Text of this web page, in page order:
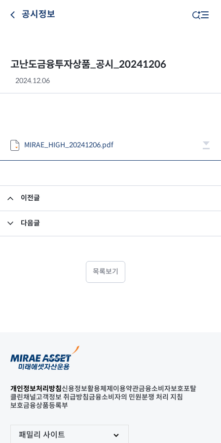
공시정보
고난도금융투자상품_공시_20241206
2024.12.06
MIRAE_HIGH_20241206.pdf
이전글
다음글
목록보기
개인정보처리방침신용정보활용체제 이용약관금융소비자보호포탈
클린채널고객정보 취급방침금융소비자의 민원분쟁 처리 지침
보호금융상품등록부
패밀리 사이트